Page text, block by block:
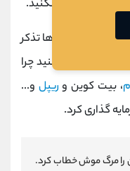
است، وی بارها تذکر
خودداری کنید چرا
، بیت کوین و ریپل و...
گذاری کرد.
کوین را مرگ موش خطاب کرد.